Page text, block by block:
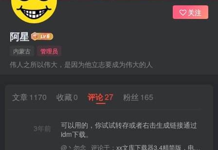
阿星
内蒙古 管理员
伟人之所以伟大，是因为他立志要成为伟大的人
关注
文章 1170 收藏 0 评论27 粉丝 165
3年前
可以用的，你试试转存或者右击生成链接通过
idm下载。
@丶勿念 评论于： xx文库下载器3.4精简版，电脑PC端百度文库下载神器！